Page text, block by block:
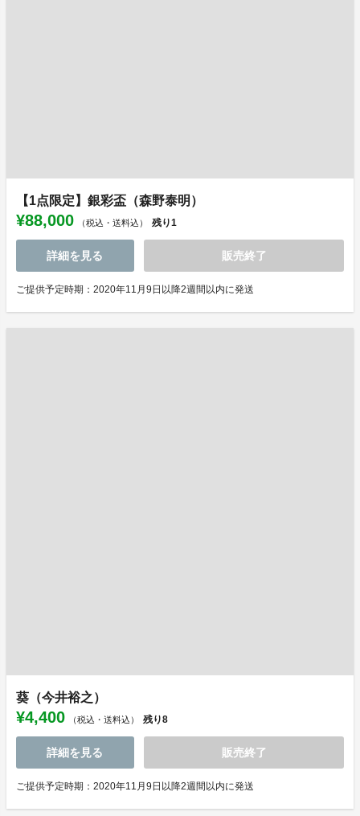
【1点限定】銀彩盃（森野泰明）
¥88,000 （税込・送料込） 残り1
詳細を見る 販売終了
ご提供予定時期：2020年11月9日以降2週間以内に発送
葵（今井裕之）
¥4,400 （税込・送料込） 残り8
詳細を見る 販売終了
ご提供予定時期：2020年11月9日以降2週間以内に発送